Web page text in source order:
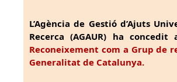
L’Agència de Gestió d’Ajuts
Recerca (AGAUR) ha concedit
Reconeixement com a Grup de
Generalitat de Catalunya.